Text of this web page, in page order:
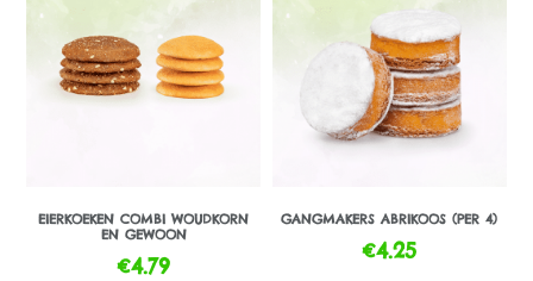
EIERKOEKEN COMBI WOUDKORN
EN GEWOON
€4.79
GANGMAKERS ABRIKOOS (PER 4)
€4.25